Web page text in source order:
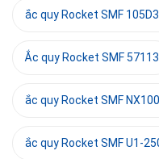
ắc quy Rocket SMF
Ắc quy Rocket SMF 57113
ắc quy Rocket SMF
ắc quy Rocket SMF U1-